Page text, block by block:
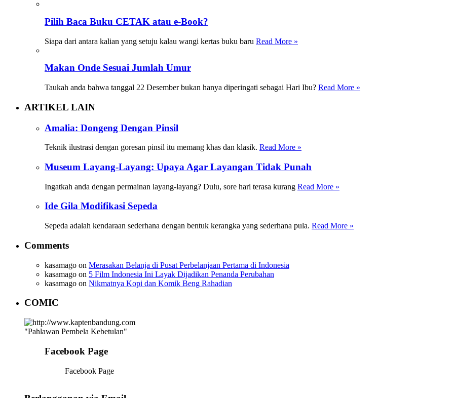
Pilih Baca Buku CETAK atau e-Book?
Siapa dari antara kalian yang setuju kalau wangi kertas buku baru Read More »
Makan Onde Sesuai Jumlah Umur
Taukah anda bahwa tanggal 22 Desember bukan hanya diperingati sebagai Hari Ibu? Read More »
ARTIKEL LAIN
Amalia: Dongeng Dengan Pinsil
Teknik ilustrasi dengan goresan pinsil itu memang khas dan klasik. Read More »
Museum Layang-Layang: Upaya Agar Layangan Tidak Punah
Ingatkah anda dengan permainan layang-layang? Dulu, sore hari terasa kurang Read More »
Ide Gila Modifikasi Sepeda
Sepeda adalah kendaraan sederhana dengan bentuk kerangka yang sederhana pula. Read More »
Comments
kasamago on Merasakan Belanja di Pusat Perbelanjaan Pertama di Indonesia
kasamago on 5 Film Indonesia Ini Layak Dijadikan Penanda Perubahan
kasamago on Nikmatnya Kopi dan Komik Beng Rahadian
COMIC
"Pahlawan Pembela Kebetulan"
Facebook Page
Facebook Page